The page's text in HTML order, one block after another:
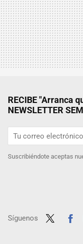
RECIBE "Arranca
NEWSLETTER
Suscribiéndote aceptas
Síguenos